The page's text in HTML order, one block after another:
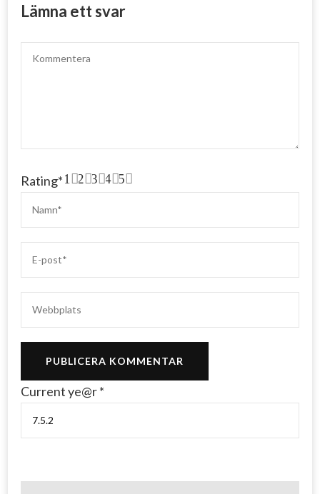
Lämna ett svar
Rating* 5
4
3
2
1
Current ye@r*